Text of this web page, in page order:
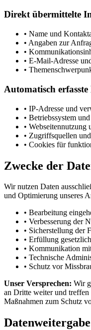
Direkt übermittelte
• Name und
• Angaben zur
•
• E-Mail-Adresse
•
Automatisch erfasste
• IP-Adresse und
• Betriebssystem
• Webseitennutzung
• Zugriffsquellen
• Cookies für
Zwecke der
Wir nutzen Daten
und Optimierung unseres
• Bearbeitung
• Verbesserung der
• Sicherstellung der
• Erfüllung
• Kommunikation
• Technische
• Schutz vor
Unser Versprechen: Wir
an Dritte weiter und treffen
Maßnahmen zum Schutz